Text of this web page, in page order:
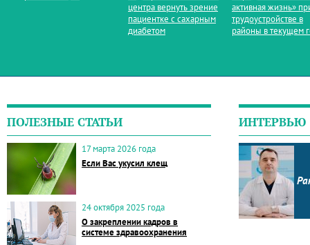
центра вернуть зрение
пациентке с сахарным
диабетом
активная жизнь»
трудоустройстве в
районы в текущем
ПОЛЕЗНЫЕ СТАТЬИ
17 марта 2026 года
Если Вас укусил клещ
24 октября 2025 года
О закреплении кадров в
системе здравоохранения
ИНТЕРВЬЮ